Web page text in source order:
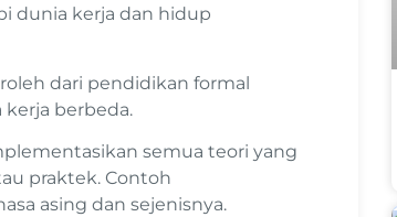
dunia kerja dan hidup
dari pendidikan formal
berbeda.
semua teori yang
praktek. Contoh
asing dan sejenisnya.